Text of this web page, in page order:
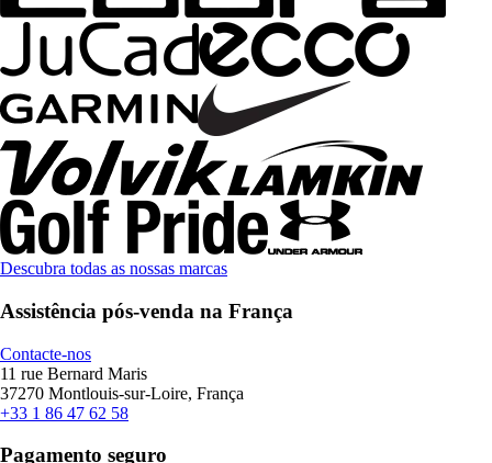
Descubra todas as nossas marcas
Assistência pós-venda na França
Contacte-nos
11 rue Bernard Maris
37270 Montlouis-sur-Loire, França
+33 1 86 47 62 58
Pagamento seguro